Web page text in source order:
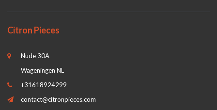
Citron Pieces
Nude 30A
Wageningen NL
+31618924299
contact@citronpieces.com